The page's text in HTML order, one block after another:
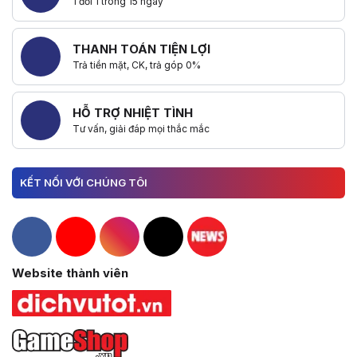
THANH TOÁN TIỆN LỢI
Trả tiền mặt, CK, trả góp 0%
HỖ TRỢ NHIỆT TÌNH
Tư vấn, giải đáp mọi thắc mắc
KẾT NỐI VỚI CHÚNG TÔI
Hacom Facebook
Hacom YouTube
Hacom Instagram
Hacom TikTok
Website thành viên